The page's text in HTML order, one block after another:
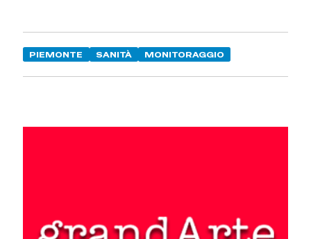
PIEMONTE SANITÀ MONITORAGGIO